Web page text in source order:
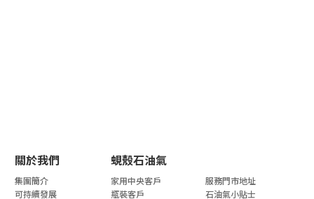
關於我們 蜆殼石油氣
集團簡介
可持續發展
家用中央客戶
瓶裝客戶
服務門市地址
石油氣小貼士